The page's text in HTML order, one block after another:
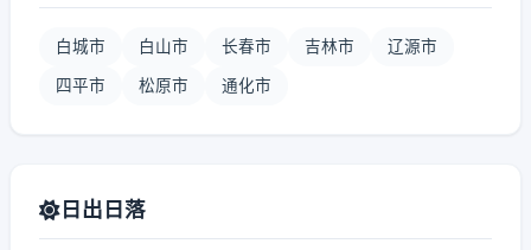
白城市 白山市 长春市 吉林市 辽源市
四平市 松原市 通化市
日出日落